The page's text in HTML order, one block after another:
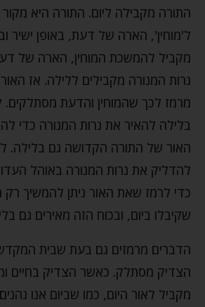
התורה מקבילה ליום. התורה היא
ל'מוחין', הארה של דעת, באופן ישיר
מקביל להמשכת המוחין, הארה של
נרות המנורה מקבילים ללילה. אז
מרמז לכך שהמוחין והדעת מסתלקים.
בלילה להאיר את נרות המנורה כדי
האור של התורה הקדושה גם בלילה.
להדליק את נרות המנורה באוהל
כדי לרמז שאת האור ניתן להמשיך
שקיבלו ביום, ובכוח הזה מאירים גם
הדברים מרמזים גם בעת שבית
הצדיק מסתלק. כאשר הצדיק בחיים
מקביל לאור היום, כמו שביום אנו